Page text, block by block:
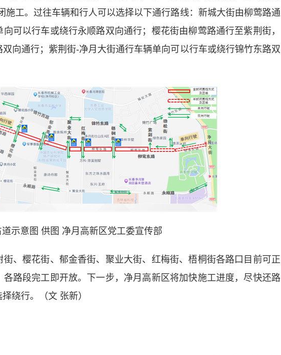
施工。过往车辆和行人可以选择以下通行路线：新城大街由柳莺路通
可以行车或绕行永顺路双向通行；樱花街由柳莺路通行至紫荆街，
向通行；紫荆街-净月大街通行车辆单向可以行车或绕行锦竹东路双
道示意图 供图 净月高新区党工委宣传部
樱花街、郁金香街、聚业大街、红梅街、梧桐街各路口目前可正
路段完工即开放。下一步，净月高新区将加快施工进度，尽快还路
绕行。（文 张新）